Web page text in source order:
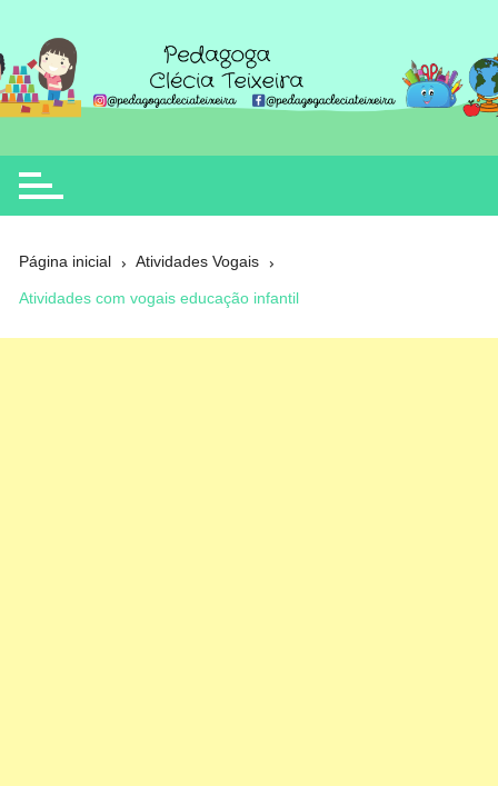
o
conteúdo
Clécia Teixeira
educação
Página inicial Atividades Vogais
Atividades com vogais educação infantil